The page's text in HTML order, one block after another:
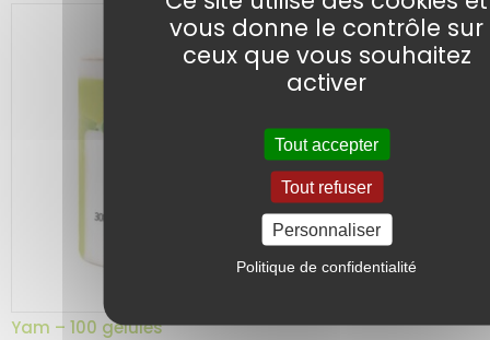
2 avis
Yam – 100 gélules
vous donne le contrôle sur
ceux que vous souhaitez
activer
Tout accepter
Tout refuser
Personnaliser
Politique de confidentialité